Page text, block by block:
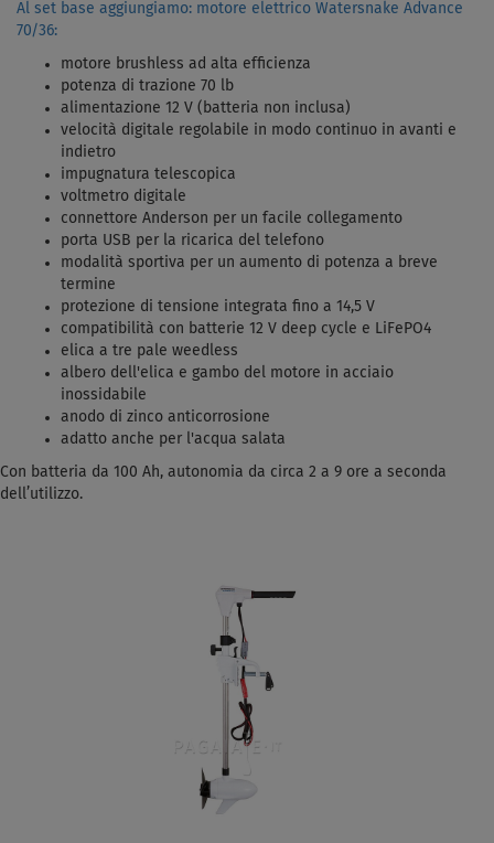
Al set base aggiungiamo: motore elettrico Watersnake Advance
70/36:
motore brushless ad alta efficienza
potenza di trazione 70 lb
alimentazione 12 V (batteria non inclusa)
velocità digitale regolabile in modo continuo in avanti e
indietro
impugnatura telescopica
voltmetro digitale
connettore Anderson per un facile collegamento
porta USB per la ricarica del telefono
modalità sportiva per un aumento di potenza a breve
termine
protezione di tensione integrata fino a 14,5 V
compatibilità con batterie 12 V deep cycle e LiFePO4
elica a tre pale weedless
albero dell'elica e gambo del motore in acciaio
inossidabile
anodo di zinco anticorrosione
adatto anche per l'acqua salata
Con batteria da 100 Ah, autonomia da circa 2 a 9 ore a seconda
dell’utilizzo.